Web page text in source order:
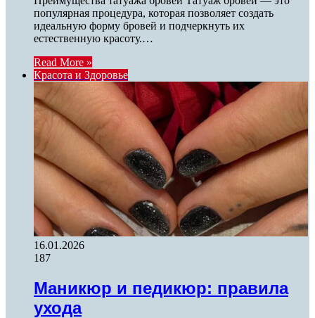
популярная процедура, которая позволяет создать
идеальную форму бровей и подчеркнуть их
естественную красоту.…
Read More »
Красота и Здоровье
16.01.2026
187
Маникюр и педикюр: правила
ухода